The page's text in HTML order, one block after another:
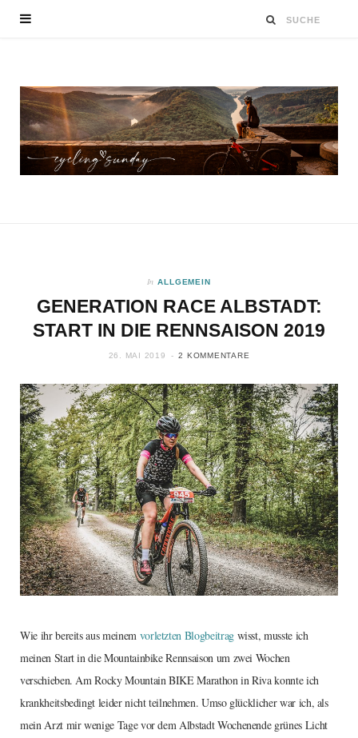
In ALLGEMEIN
GENERATION RACE ALBSTADT:
START IN DIE RENNSAISON 2019
26. MAI 2019 2 KOMMENTARE
Wie ihr bereits aus meinem vorletzten Blogbeitragwisst, musste ich
meinen Start in die Mountainbike Rennsaison um zwei Wochen
verschieben. Am Rocky Mountain BIKE Marathon in Riva konnte ich
krankheitsbedingt leider nicht teilnehmen. Umso glücklicher war ich, als
mein Arzt mir wenige Tage vor dem Albstadt Wochenende grünes Licht